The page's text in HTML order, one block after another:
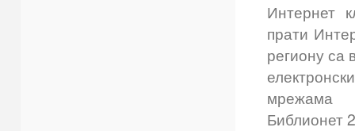
Интернет
прати
региону са
мрежама
Библионет